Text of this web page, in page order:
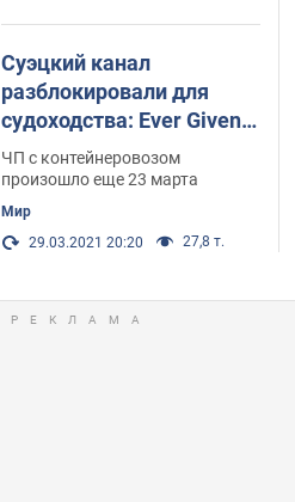
Суэцкий канал
разблокировали для
судоходства: Ever Given
прошел опасный участок
ЧП с контейнеровозом
произошло еще 23 марта
Мир
29.03.2021 20:20
27,8 т.